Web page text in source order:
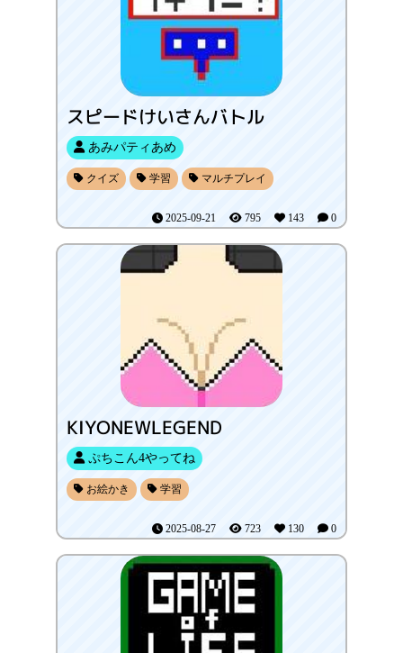
スピードけいさんバトル
あみパティあめ
クイズ 学習 マルチプレイ
2025-09-21 795 143 0
KIYONEWLEGEND
ぷちこん4やってね
お絵かき 学習
2025-08-27 723 130 0